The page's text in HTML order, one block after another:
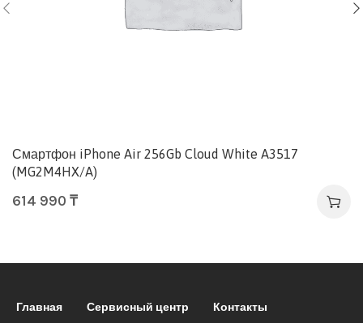
Смартфон iPhone Air 256Gb Cloud White A3517
(MG2M4HX/A)
614 990 ₸
Главная Сервисный центр Контакты